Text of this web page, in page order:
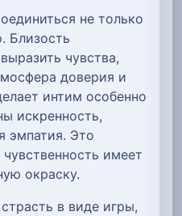
не только
Близость
чувства,
доверия и
интим особенно
искренность,
эмпатия. Это
имеет
окраску.
в виде игры,